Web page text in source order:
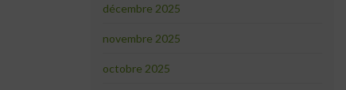
décembre 2025
novembre 2025
octobre 2025